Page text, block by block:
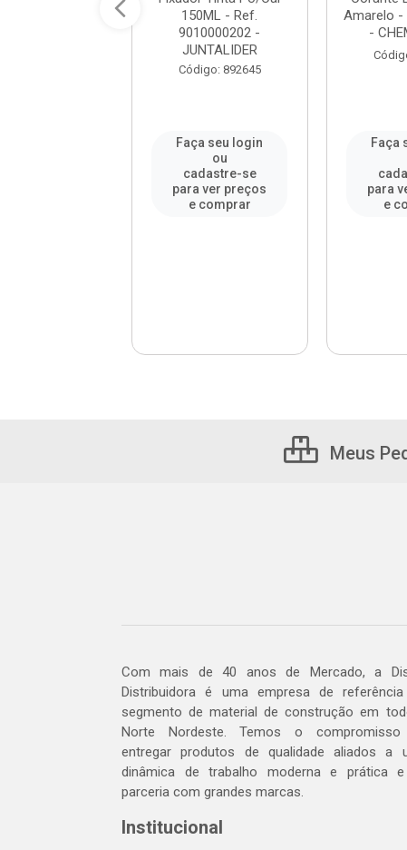
150ML - Ref.
9010000202 -
JUNTALIDER
Código: 892645
Faça seu login
ou
cadastre-se
para ver preços
e comprar
Amarelo -
-
Faça
para
e
Meus
Com mais de 40 anos de Mercado, a
Distribuidora é uma empresa de
segmento de material de construção em
Norte Nordeste. Temos o
entregar produtos de qualidade aliados a
dinâmica de trabalho moderna e prática
parceria com grandes marcas.
Institucional